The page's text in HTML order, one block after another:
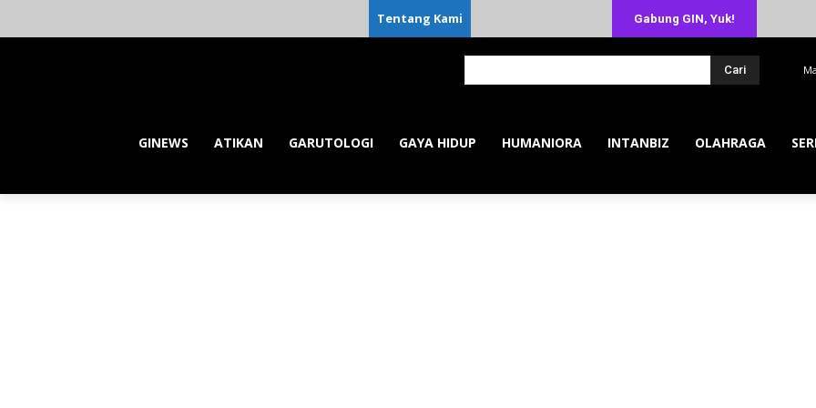
Tentang Kami Gabung GIN, Yuk!
Cari
GINEWS ATIKAN GARUTOLOGI GAYA HIDUP HUMANIORA INTANBIZ OLAHRAGA